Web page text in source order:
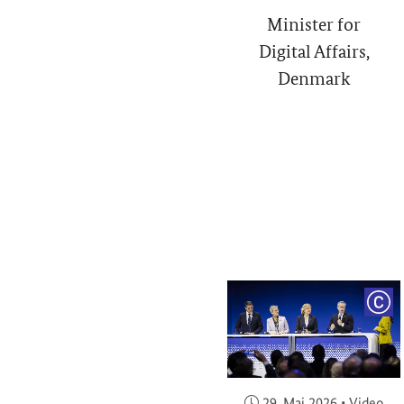
Minister for
Digital Affairs,
Denmark